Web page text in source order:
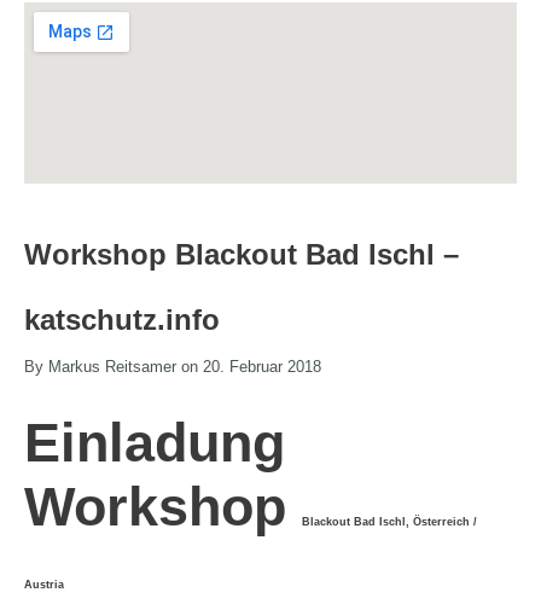
Workshop Blackout Bad Ischl –
katschutz.info
By Markus Reitsamer on 20. Februar 2018
Einladung
Workshop
Blackout Bad Ischl, Österreich /
Austria